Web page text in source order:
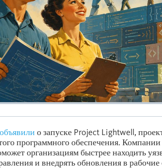
объявили о запуске Project Lightwell,
программного обеспечения.
организациям быстрее находить
и внедрять обновления в